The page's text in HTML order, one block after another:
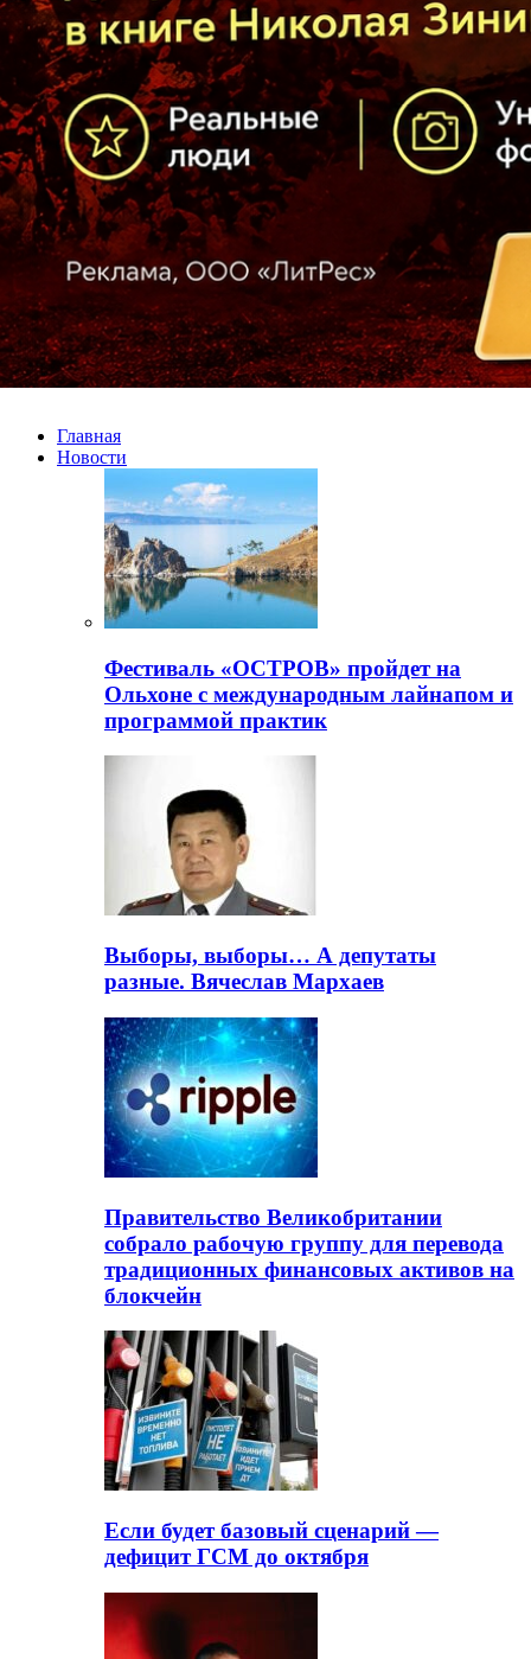
Главная
Новости
Фестиваль «ОСТРОВ» пройдет на
Ольхоне с международным лайнапом и
программой практик
Выборы, выборы… А депутаты
разные. Вячеслав Мархаев
Правительство Великобритании
собрало рабочую группу для перевода
традиционных финансовых активов на
блокчейн
Если будет базовый сценарий —
дефицит ГСМ до октября